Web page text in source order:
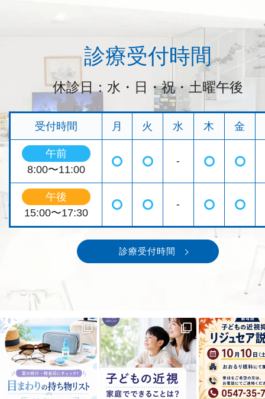
診療受付時間
休診日：水・日・祝・土曜午後
受付時間 月 火 水 木 金
午前
8:00〜11:00
◯ ◯ - ◯ ◯
午後
15:00〜17:30
◯ ◯ - ◯ ◯
診療受付時間